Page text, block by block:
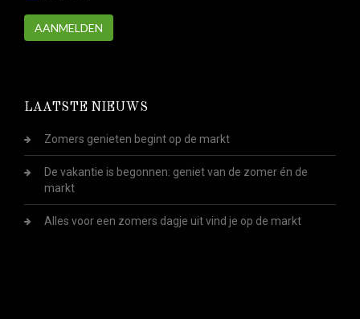
AANMELDEN
LAATSTE NIEUWS
Zomers genieten begint op de markt
De vakantie is begonnen: geniet van de zomer én de
markt
Alles voor een zomers dagje uit vind je op de markt